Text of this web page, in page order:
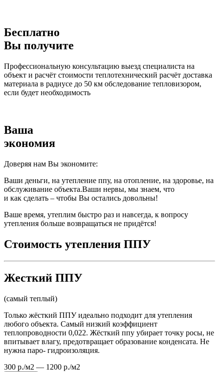
Бесплатно
Вы получите
Профессиональную консультацию выезд специалиста на
объект и расчёт стоимости теплотехнический расчёт доставка
материала в радиусе до 50 км обследование тепловизором,
если будет необходимость
Ваша
экономия
Доверяя нам Вы экономите:
Ваши деньги, на утепление ппу, на отопление, на здоровье, на
обслуживание объекта.Ваши нервы, мы знаем, что
и как сделать – чтобы Вы остались довольны!
Ваше время, утеплим быстро раз и навсегда, к вопросу
утепления больше возвращаться не придётся!
Стоимость утепления ППУ
Жесткий ППУ
(самый теплый)
Только жёсткий ППУ идеально подходит для утепления
любого объекта. Самый низкий коэффициент
теплопроводности 0,022. Жёсткий ппу убирает точку росы, не
впитывает влагу, предотвращает образование конденсата. Не
нужна паро- гидроизоляция.
300 р./м2 — 1200 р./м2